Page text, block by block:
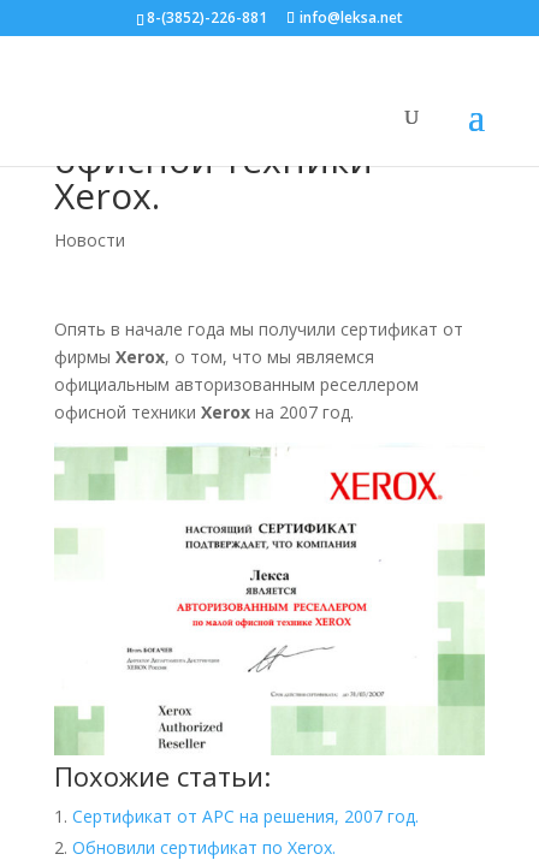
8-(3852)-226-881 info@leksa.net
офисной техники
Xerox.
Новости
Опять в начале года мы получили сертификат от
фирмы Xerox, о том, что мы являемся
официальным авторизованным реселлером
офисной техники Xeroxна 2007 год.
Похожие статьи:
Сертификат от APC на решения, 2007 год.
Обновили сертификат по Xerox.